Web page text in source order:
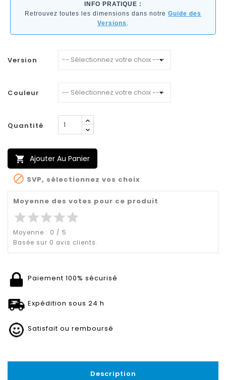
INFO PRATIQUE :
Retrouvez toutes les dimensions dans notre Guide des
Versions .
Version
Couleur
Quantité
 Ajouter Au Panier
 SVP, sélectionnez vos choix
Moyenne des votes pour ce produit
starstarstarstarstar
Moyenne : 0 / 5
Basée sur 0 avis clients.
Paiement 100% sécurisé
Expédition sous 24 h
Satisfait ou remboursé
Description